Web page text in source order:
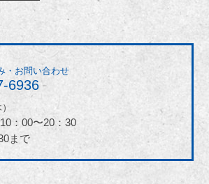
・お問い合わせ
6936
：00〜20：30
まで